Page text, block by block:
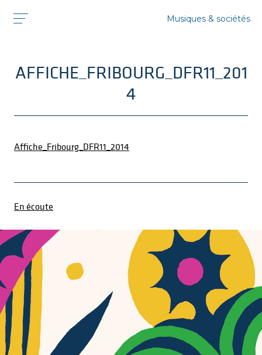
AFFICHE_FRIBOURG_DFR11_201
4
Affiche_Fribourg_DFR11_2014
En écoute
Musiques & sociétés